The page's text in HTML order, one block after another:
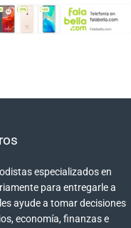
especializados en
para entregarle a
ayude a tomar decisiones
economía, finanzas e